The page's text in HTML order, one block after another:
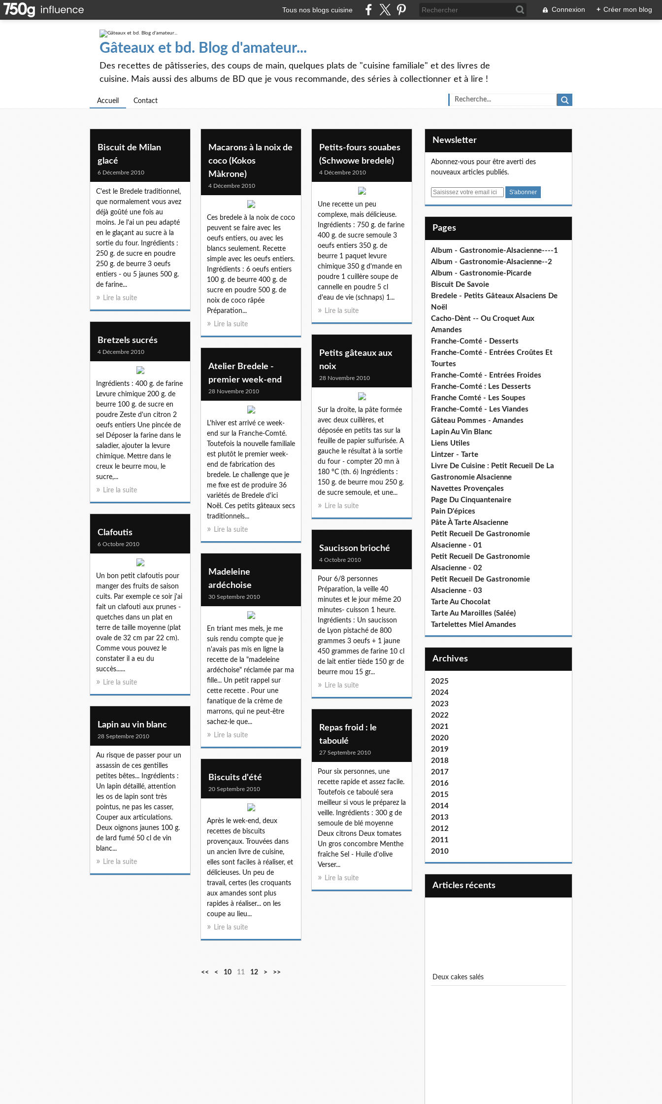
Tous nos blogs cuisine Connexion + Créer mon blog
Gâteaux et bd. Blog d'amateur...
Des recettes de pâtisseries, des coups de main, quelques plats de "cuisine familiale" et des livres de
cuisine. Mais aussi des albums de BD que je vous recommande, des séries à collectionner et à lire !
Accueil Contact
Biscuit de Milan
glacé
6 Décembre 2010
C'est le Bredele traditionnel,
que normalement vous avez
déjà goûté une fois au
moins. Je l'ai un peu adapté
en le glaçant au sucre à la
sortie du four. Ingrédients :
250 g. de sucre en poudre
250 g. de beurre 3 oeufs
entiers - ou 5 jaunes 500 g.
de farine...
Lire la suite
Macarons à la noix de
coco (Kokos
Màkrone)
4 Décembre 2010
Ces bredele à la noix de coco
peuvent se faire avec les
oeufs entiers, ou avec les
blancs seulement. Recette
simple avec les oeufs entiers.
Ingrédients : 6 oeufs entiers
100 g. de beurre 400 g. de
sucre en poudre 500 g. de
noix de coco râpée
Préparation...
Lire la suite
Petits-fours souabes
(Schwowe bredele)
4 Décembre 2010
Une recette un peu
complexe, mais délicieuse.
Ingrédients : 750 g. de farine
400 g. de sucre semoule 3
oeufs entiers 350 g. de
beurre 1 paquet levure
chimique 350 g d'mande en
poudre 1 cuillère soupe de
cannelle en poudre 5 cl
d'eau de vie (schnaps) 1...
Lire la suite
Bretzels sucrés
4 Décembre 2010
Ingrédients : 400 g. de farine
Levure chimique 200 g. de
beurre 100 g. de sucre en
poudre Zeste d'un citron 2
oeufs entiers Une pincée de
sel Déposer la farine dans le
saladier, ajouter la levure
chimique. Mettre dans le
creux le beurre mou, le
sucre,...
Lire la suite
Petits gâteaux aux
noix
28 Novembre 2010
Sur la droite, la pâte formée
avec deux cuillères, et
déposée en petits tas sur la
feuille de papier sulfurisée. A
gauche le résultat à la sortie
du four - compter 20 mn à
180 °C (th. 6) Ingrédients :
150 g. de beurre mou 250 g.
de sucre semoule, et une...
Lire la suite
Atelier Bredele -
premier week-end
28 Novembre 2010
L'hiver est arrivé ce week-
end sur la Franche-Comté.
Toutefois la nouvelle familiale
est plutôt le premier week-
end de fabrication des
bredele. Le challenge que je
me fixe est de produire 36
variétés de Bredele d'ici
Noël. Ces petits gâteaux secs
traditionnels...
Lire la suite
Clafoutis
6 Octobre 2010
Un bon petit clafoutis pour
manger des fruits de saison
cuits. Par exemple ce soir j'ai
fait un clafouti aux prunes -
quetches dans un plat en
terre de taille moyenne (plat
ovale de 32 cm par 22 cm).
Comme vous pouvez le
constater il a eu du
succès......
Lire la suite
Saucisson brioché
4 Octobre 2010
Pour 6/8 personnes
Préparation, la veille 40
minutes et le jour même 20
minutes- cuisson 1 heure.
Ingrédients : Un saucisson
de Lyon pistaché de 800
grammes 3 oeufs + 1 jaune
450 grammes de farine 10 cl
de lait entier tiède 150 gr de
beurre mou 15 gr...
Lire la suite
Madeleine
ardéchoise
30 Septembre 2010
En triant mes mels, je me
suis rendu compte que je
n'avais pas mis en ligne la
recette de la "madeleine
ardéchoise" réclamée par ma
fille... Un petit rappel sur
cette recette . Pour une
fanatique de la crème de
marrons, qui ne peut-être
sachez-le que...
Lire la suite
Lapin au vin blanc
28 Septembre 2010
Au risque de passer pour un
assassin de ces gentilles
petites bêtes... Ingrédients :
Un lapin détaillé, attention
les os de lapin sont très
pointus, ne pas les casser,
Couper aux articulations.
Deux oignons jaunes 100 g.
de lard fumé 50 cl de vin
blanc...
Lire la suite
Repas froid : le
taboulé
27 Septembre 2010
Pour six personnes, une
recette rapide et assez facile.
Toutefois ce taboulé sera
meilleur si vous le préparez la
veille. Ingrédients : 300 g de
semoule de blé moyenne
Deux citrons Deux tomates
Un gros concombre Menthe
fraîche Sel - Huile d'olive
Verser...
Lire la suite
Biscuits d'été
20 Septembre 2010
Après le wek-end, deux
recettes de biscuits
provençaux. Trouvées dans
un ancien livre de cuisine,
elles sont faciles à réaliser, et
délicieuses. Un peu de
travail, certes (les croquants
aux amandes sont plus
rapides à réaliser... on les
coupe au lieu...
Lire la suite
<< < 10 11 12 > >>
Newsletter
Abonnez-vous pour être averti des
nouveaux articles publiés.
E
Pages
Album - Gastronomie-Alsacienne----1
Album - Gastronomie-Alsacienne--2
Album - Gastronomie-Picarde
Biscuit De Savoie
Bredele - Petits Gâteaux Alsaciens De
Noël
Cacho-Dènt -- Ou Croquet Aux
Amandes
Franche-Comté - Desserts
Franche-Comté - Entrées Croûtes Et
Tourtes
Franche-Comté - Entrées Froides
Franche-Comté : Les Desserts
Franche Comté - Les Soupes
Franche-Comté - Les Viandes
Gâteau Pommes - Amandes
Lapin Au Vin Blanc
Liens Utiles
Lintzer - Tarte
Livre De Cuisine : Petit Recueil De La
Gastronomie Alsacienne
Navettes Provençales
Page Du Cinquantenaire
Pain D'épices
Pâte À Tarte Alsacienne
Petit Recueil De Gastronomie
Alsacienne - 01
Petit Recueil De Gastronomie
Alsacienne - 02
Petit Recueil De Gastronomie
Alsacienne - 03
Tarte Au Chocolat
Tarte Au Maroilles (Salée)
Tartelettes Miel Amandes
Archives
2025
2024
2023
2022
2021
2020
2019
2018
2017
2016
2015
2014
2013
2012
2011
2010
articles récents
deux cakes salés